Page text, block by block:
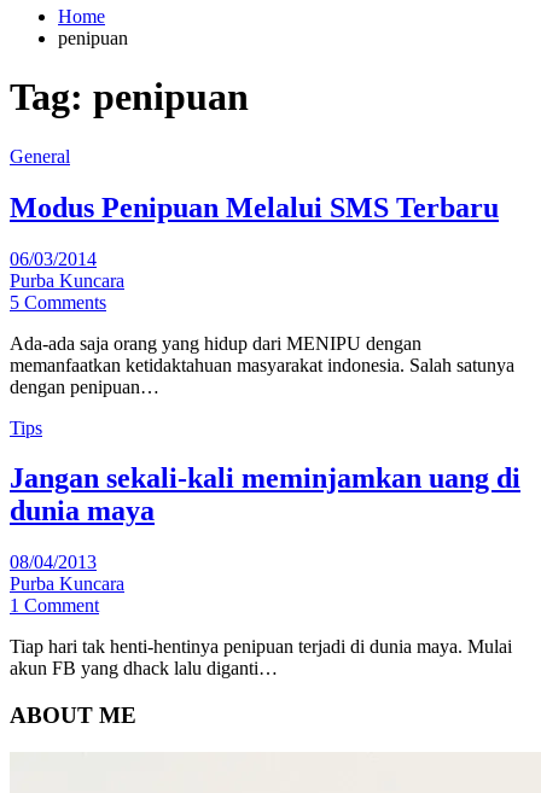
Home
penipuan
Tag: penipuan
General
Modus Penipuan Melalui SMS Terbaru
06/03/2014
Purba Kuncara
5 Comments
Ada-ada saja orang yang hidup dari MENIPU dengan
memanfaatkan ketidaktahuan masyarakat indonesia. Salah satunya
dengan penipuan…
Tips
Jangan sekali-kali meminjamkan uang di
dunia maya
08/04/2013
Purba Kuncara
1 Comment
Tiap hari tak henti-hentinya penipuan terjadi di dunia maya. Mulai
akun FB yang dhack lalu diganti…
ABOUT ME